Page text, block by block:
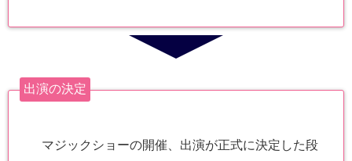
出演の決定
マジックショーの開催、出演が正式に決定した段